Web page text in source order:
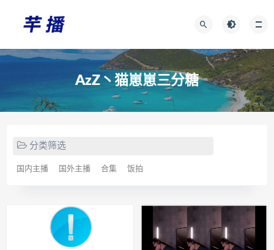
AzZ丶猫崽崽三分糖
分类筛选
国内主播 国外主播 合集 饭拍